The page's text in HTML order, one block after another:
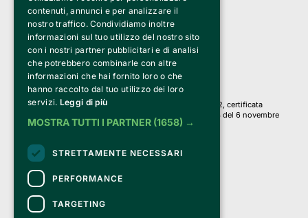
Bemils Srl
a Socio Unico
Via Fosse Ardeatine, 4 -20092 Cinisello Balsamo (MI)
PI 05589050961
Iscr. C.C.I.A.A. Milano R.E.A. 1833471
© 2010-2025 Bemils Srl - Tutti i diritti riservati
Credits:
Clappit è basato sulla piattaforma di biglietteria Belive 6.2, certificata
dall’Agenzia delle Entrate con protocollo n. 2025/445474 del 6 novembre
2025.
Su Clappit i tuoi acquisti ed i tuoi dati
sono sicuri e protetti da un certificato SSL
con crittografia a 128 bit.
contenuti, annunci e per analizzare il
nostro traffico. Condividiamo inoltre
informazioni sul tuo utilizzo del nostro sito
con i nostri partner pubblicitari e di analisi
che potrebbero combinarle con altre
informazioni che hai fornito loro o che
hanno raccolto dal tuo utilizzo dei loro
servizi. Leggi di più
MOSTRA TUTTI I PARTNER (1658) →
STRETTAMENTE NECESSARI
PERFORMANCE
TARGETING